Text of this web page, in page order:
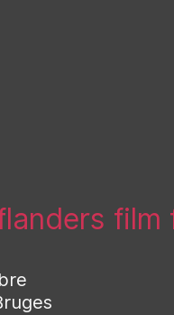
film